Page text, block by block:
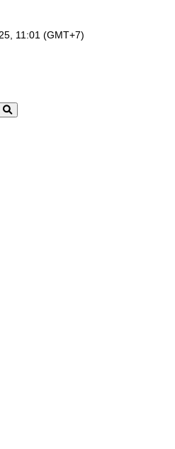
11:01 (GMT+7)